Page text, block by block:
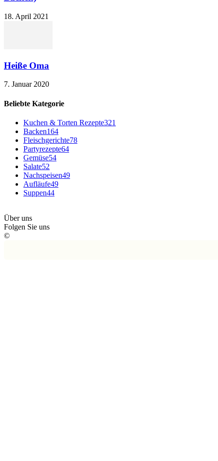
18. April 2021
Heiße Oma
7. Januar 2020
Beliebte Kategorie
Kuchen & Torten Rezepte321
Backen164
Fleischgerichte78
Partyrezepte64
Gemüse54
Salate52
Nachspeisen49
Aufläufe49
Suppen44
Über uns
Folgen Sie uns
©